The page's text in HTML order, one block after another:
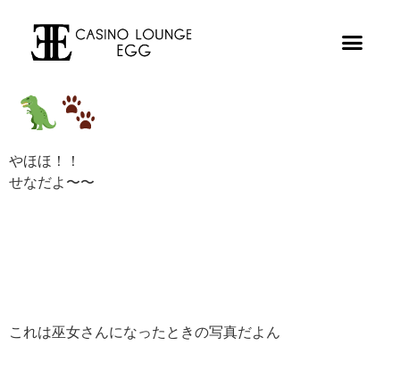
やほほ！！
せなだよ〜〜
これは巫女さんになったときの写真だよん